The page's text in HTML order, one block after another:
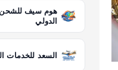
هوم سيف للشحن
الدولي
السعد للخدمات